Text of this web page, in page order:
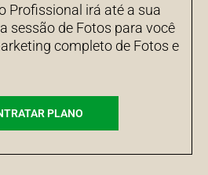
Profissional irá até a sua
sessão de Fotos para você
completo de Fotos e
PLANO